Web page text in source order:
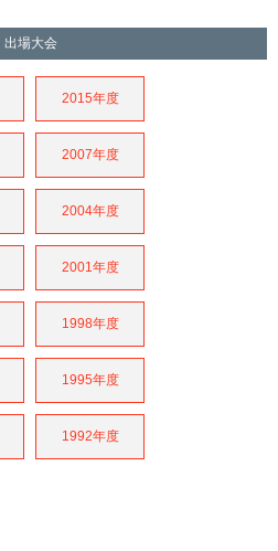
出場大会
2015年度
2007年度
2004年度
2001年度
1998年度
1995年度
1992年度